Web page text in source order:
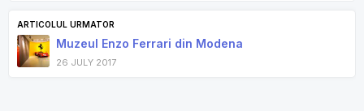
ARTICOLUL URMATOR
Muzeul Enzo Ferrari din Modena
26 JULY 2017